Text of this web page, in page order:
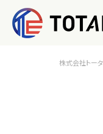
株式会社トー